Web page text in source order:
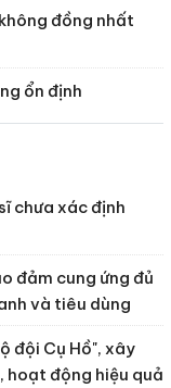
đồng nhất
ổn định
chưa xác định
đảm cung ứng đủ
và tiêu dùng
đội Cụ Hồ", xây
hoạt động hiệu quả